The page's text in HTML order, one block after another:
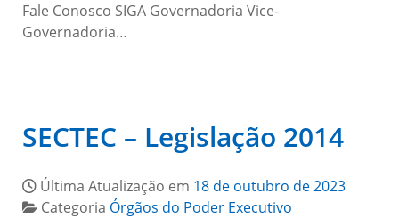
Fale Conosco SIGA Governadoria Vice-
Governadoria…
SECTEC – Legislação 2014
Última Atualização em 18 de outubro de 2023
Categoria Órgãos do Poder Executivo